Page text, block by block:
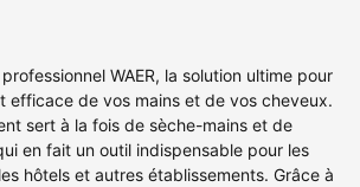
WAER, la solution ultime pour
efficace de vos mains et de vos cheveux.
sert à la fois de sèche-mains et de
en fait un outil indispensable pour les
hôtels et autres établissements. Grâce à